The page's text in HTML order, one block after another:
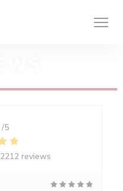
/5
2212 reviews